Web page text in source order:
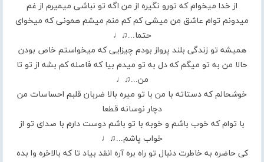
از خدا میخوام که تورو نگیره از من اگه تو نباشی میمیرم از غم
میدونم توام عاشق من میشی کم کم منم میشم همونی که میخوای
حتما...♫♩
همیشه تو زندگی بلند پرواز بودم چیزایی که میخواستم خاص بودن
حالا من به تو میگم که دل به تو میدم بیا که فاصله کم بشه از تو تا
من...♫♩
خوشحالم که دستاته با من با تو میره بالا ضربان قلبم احساسات من
دچار نوسانه قطعا
با توام که خوب باشم و خوبه با تو باشم دوست دارم با صدای تو از
خواب پاشم...♫♩
کی حاضره به خاطرت دنبال تو راه بره آره انقد بیاد تا که بالاخره وا بده